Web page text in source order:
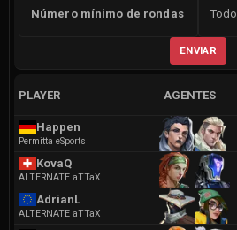
Número mínimo de rondas Todo
ENVIAR
PLAYER AGENTES
Happen
Permitta eSports
KovaQ
ALTERNATE aTTaX
AdrianL
ALTERNATE aTTaX